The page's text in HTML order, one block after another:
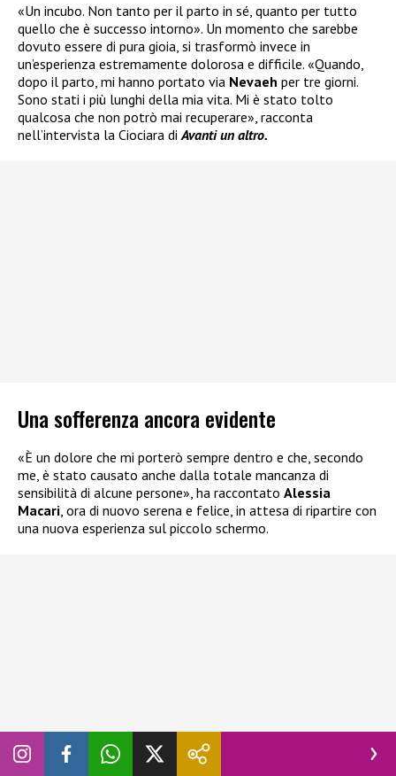
«Un incubo. Non tanto per il parto in sé, quanto per tutto
quello che è successo intorno». Un momento che sarebbe
dovuto essere di pura gioia, si trasformò invece in
un’esperienza estremamente dolorosa e difficile. «Quando,
dopo il parto, mi hanno portato via Nevaeh per tre giorni.
Sono stati i più lunghi della mia vita. Mi è stato tolto
qualcosa che non potrò mai recuperare», racconta
nell’intervista la Ciociara di Avanti un altro.
Una sofferenza ancora evidente
«È un dolore che mi porterò sempre dentro e che, secondo
me, è stato causato anche dalla totale mancanza di
sensibilità di alcune persone», ha raccontato Alessia
Macari, ora di nuovo serena e felice, in attesa di ripartire con
una nuova esperienza sul piccolo schermo.